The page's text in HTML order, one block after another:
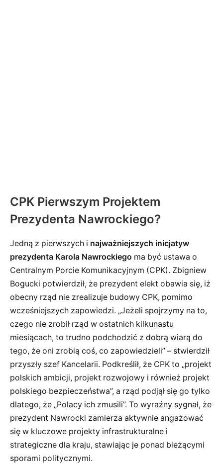
CPK Pierwszym Projektem
Prezydenta Nawrockiego?
Jedną z pierwszych i najważniejszych inicjatyw
prezydenta Karola Nawrockiego ma być ustawa o
Centralnym Porcie Komunikacyjnym (CPK). Zbigniew
Bogucki potwierdził, że prezydent elekt obawia się, iż
obecny rząd nie zrealizuje budowy CPK, pomimo
wcześniejszych zapowiedzi. „Jeżeli spojrzymy na to,
czego nie zrobił rząd w ostatnich kilkunastu
miesiącach, to trudno podchodzić z dobrą wiarą do
tego, że oni zrobią coś, co zapowiedzieli” – stwierdził
przyszły szef Kancelarii. Podkreślił, że CPK to „projekt
polskich ambicji, projekt rozwojowy i również projekt
polskiego bezpieczeństwa”, a rząd podjął się go tylko
dlatego, że „Polacy ich zmusili”. To wyraźny sygnał, że
prezydent Nawrocki zamierza aktywnie angażować
się w kluczowe projekty infrastrukturalne i
strategiczne dla kraju, stawiając je ponad bieżącymi
sporami politycznymi.